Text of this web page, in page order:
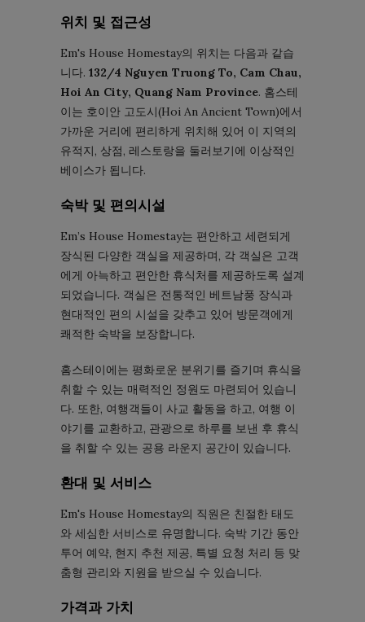
위치 및 접근성
Em's House Homestay의 위치는 다음과 같습
니다. 132/4 Nguyen Truong To, Cam Chau,
Hoi An City, Quang Nam Province. 홈스테
이는 호이안 고도시(Hoi An Ancient Town)에서
가까운 거리에 편리하게 위치해 있어 이 지역의
유적지, 상점, 레스토랑을 둘러보기에 이상적인
베이스가 됩니다.
숙박 및 편의시설
Em’s House Homestay는 편안하고 세련되게
장식된 다양한 객실을 제공하며, 각 객실은 고객
에게 아늑하고 편안한 휴식처를 제공하도록 설계
되었습니다. 객실은 전통적인 베트남풍 장식과
현대적인 편의 시설을 갖추고 있어 방문객에게
쾌적한 숙박을 보장합니다.
홈스테이에는 평화로운 분위기를 즐기며 휴식을
취할 수 있는 매력적인 정원도 마련되어 있습니
다. 또한, 여행객들이 사교 활동을 하고, 여행 이
야기를 교환하고, 관광으로 하루를 보낸 후 휴식
을 취할 수 있는 공용 라운지 공간이 있습니다.
환대 및 서비스
Em's House Homestay의 직원은 친절한 태도
와 세심한 서비스로 유명합니다. 숙박 기간 동안
투어 예약, 현지 추천 제공, 특별 요청 처리 등 맞
춤형 관리와 지원을 받으실 수 있습니다.
가격과 가치